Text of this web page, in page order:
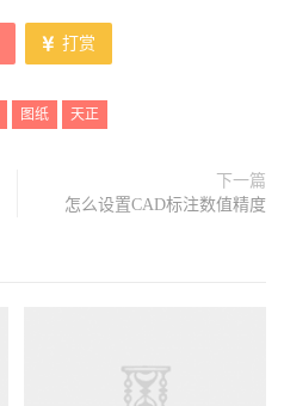
打赏
图纸 天正
下一篇
怎么设置CAD标注数值精度